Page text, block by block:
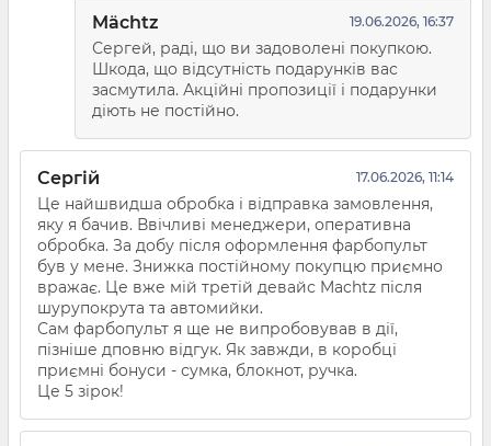
Mächtz 19.06.2026, 16:37
Сергей, раді, що ви задоволені покупкою.
Шкода, що відсутність подарунків вас
засмутила. Акційні пропозиції і подарунки
діють не постійно.
Сергій 17.06.2026, 11:14
Це найшвидша обробка і відправка замовлення,
яку я бачив. Ввічливі менеджери, оперативна
обробка. За добу після оформлення фарбопульт
був у мене. Знижка постійному покупцю приємно
вражає. Це вже мій третій девайс Machtz після
шурупокрута та автомийки.
Сам фарбопульт я ще не випробовував в дії,
пізніше дповню відгук. Як завжди, в коробці
приємні бонуси - сумка, блокнот, ручка.
Це 5 зірок!